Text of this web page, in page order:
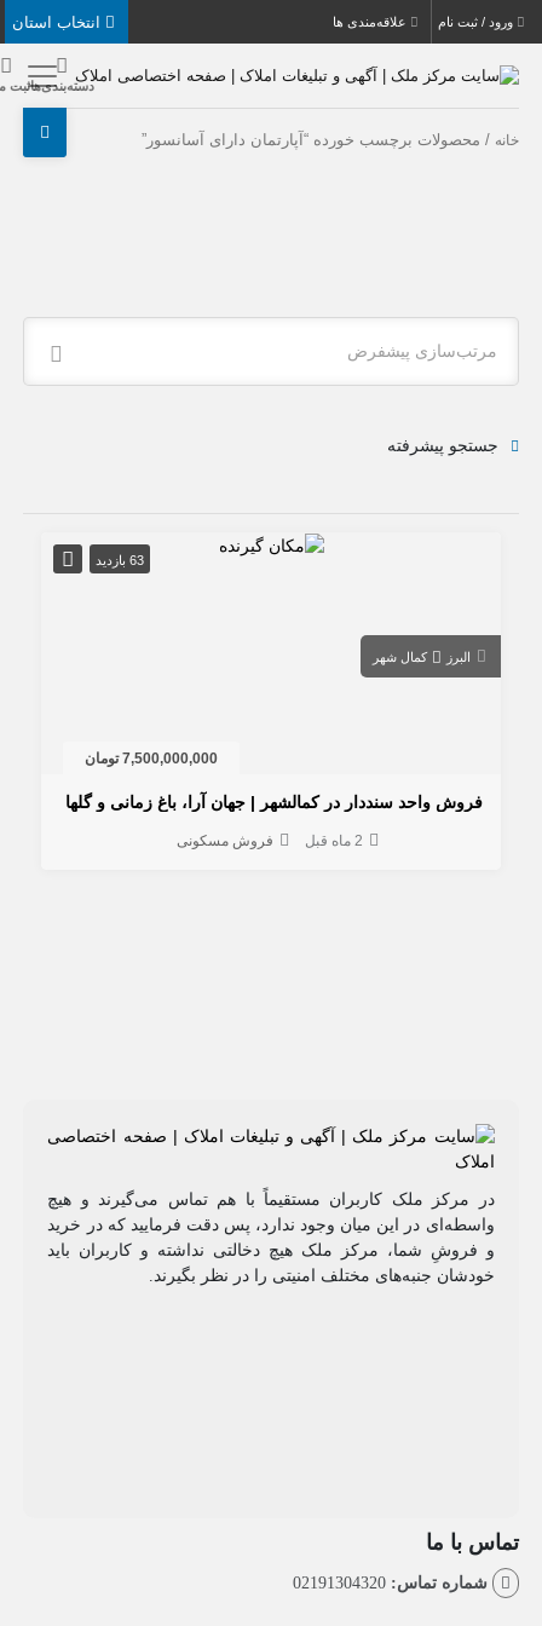
نام علاقه‌مندی ها
دسته‌بندی‌هاثبت ملک
برچسب خورده “آپارتمان دارای آسانسور”
پیشفرض
پیشرفته
کمال شهر
7,500,000,000 تومان
واحد سنددار در کمالشهر | جهان آرا، باغ زمانی و گلها
فروش مسکونی
مرکز ملک کاربران مستقیماً با هم تماس می‌گیرند و هیچ
در این میان وجود ندارد، پس دقت فرمایید که در خرید
شما، مرکز ملک هیچ دخالتی نداشته و کاربران باید
جنبه‌های مختلف امنیتی را در نظر بگیرند.
ما
تماس: 02191304320